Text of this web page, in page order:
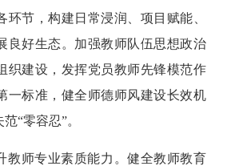
环节，构建日常浸润、项目赋能、
良好生态。加强教师队伍思想政治
织建设，发挥党员教师先锋模范作
一标准，健全师德师风建设长效机
“零容忍”。
教师专业素质能力。健全教师教育